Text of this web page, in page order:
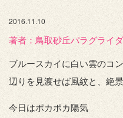
2016.11.10
著者：️鳥取砂丘パラグライ
ブルースカイに白い雲のコ
辺りを見渡せば風紋と、絶
今日はポカポカ陽気